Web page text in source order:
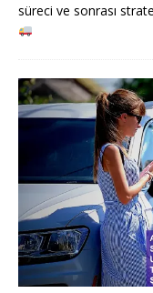
süreci ve sonrası